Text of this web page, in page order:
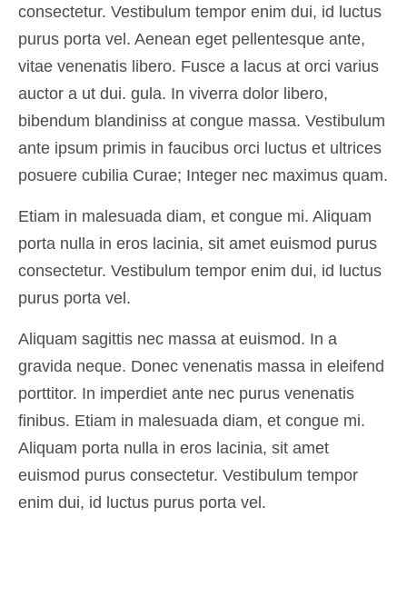
consectetur. Vestibulum tempor enim dui, id luctus
purus porta vel. Aenean eget pellentesque ante,
vitae venenatis libero. Fusce a lacus at orci varius
auctor a ut dui. gula. In viverra dolor libero,
bibendum blandiniss at congue massa. Vestibulum
ante ipsum primis in faucibus orci luctus et ultrices
posuere cubilia Curae; Integer nec maximus quam.
Etiam in malesuada diam, et congue mi. Aliquam
porta nulla in eros lacinia, sit amet euismod purus
consectetur. Vestibulum tempor enim dui, id luctus
purus porta vel.
Aliquam sagittis nec massa at euismod. In a
gravida neque. Donec venenatis massa in eleifend
porttitor. In imperdiet ante nec purus venenatis
finibus. Etiam in malesuada diam, et congue mi.
Aliquam porta nulla in eros lacinia, sit amet
euismod purus consectetur. Vestibulum tempor
enim dui, id luctus purus porta vel.